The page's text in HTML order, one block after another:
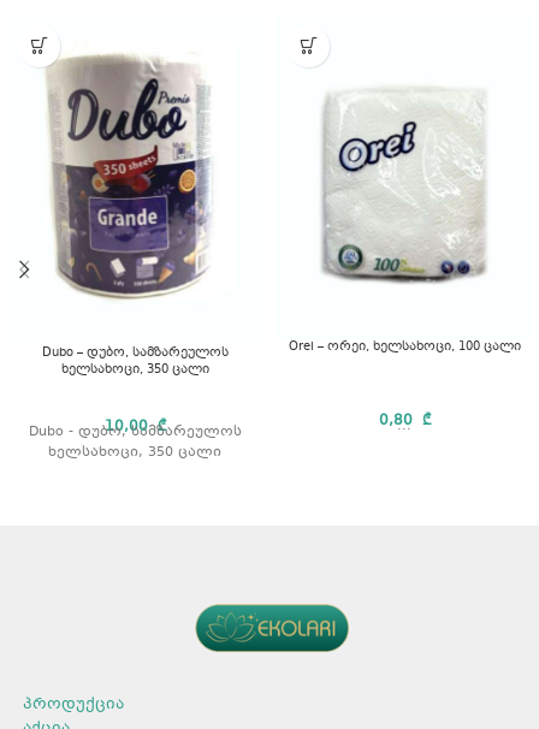
Dubo – დუბო, სამზარეულოს
ხელსახოცი, 350 ცალი
10,00₾
Dubo - დუბო, სამზარეულოს
ხელსახოცი, 350 ცალი
Orei – ორეი, ხელსახოცი, 100 ცალი
0,80 ₾
...
პროდუქცია